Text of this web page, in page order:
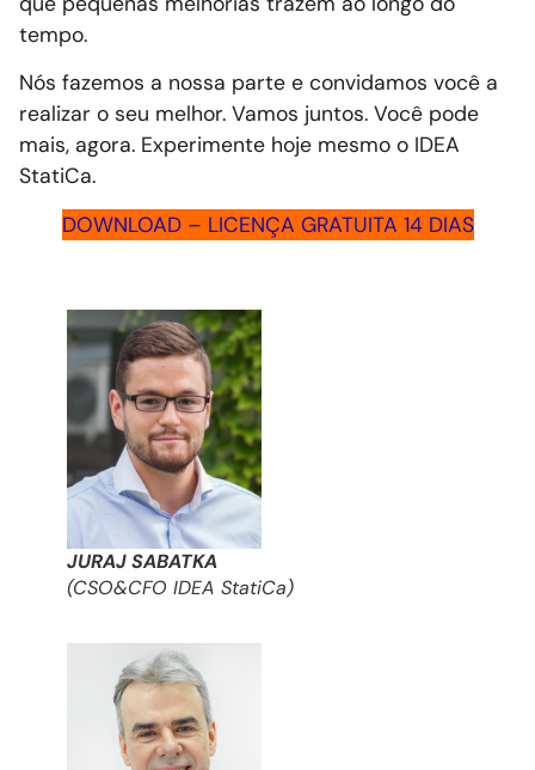
tempo.
Nós fazemos a nossa parte e convidamos você a
realizar o seu melhor. Vamos juntos. Você pode
mais, agora. Experimente hoje mesmo o IDEA
StatiCa.
DOWNLOAD – LICENÇA GRATUITA 14 DIAS
JURAJ SABATKA
(CSO&CFO IDEA StatiCa)